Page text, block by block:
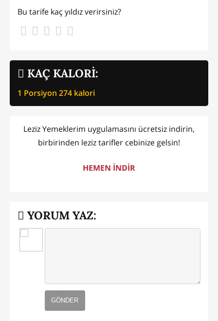
KAÇ KALORİ:
1 Porsiyon 274 kalori
Bu tarife kaç yıldız verirsiniz?
Leziz Yemeklerim uygulamasını ücretsiz indirin,
birbirinden leziz tarifler cebinize gelsin!
HEMEN İNDİR
YORUM YAZ:
GÖNDER